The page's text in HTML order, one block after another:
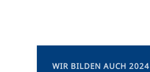
WIR BILDEN AUCH